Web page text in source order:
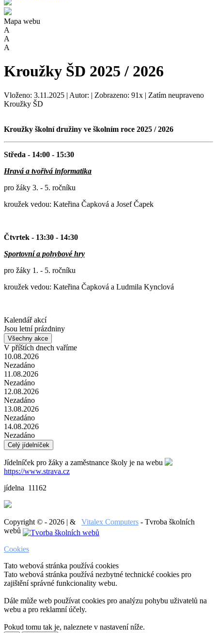
Mapa webu
A
A
A
Kroužky ŠD 2025 / 2026
Vloženo: 3.11.2025 | Autor: | Zobrazeno: 91x | Zatím neupraveno
Kroužky ŠD
Kroužky školní družiny ve školním roce 2025 / 2026
Středa - 14:00 - 15:30
Hravá a tvořivá informatika
pro žáky 3. - 5. ročníku
kroužek vedou: Kateřina Čapková a Josef Čapek
Čtvrtek - 13:30 - 14:30
Sportovní a pohybové hry
pro žáky 1. - 5. ročníku
kroužek vedou: Kateřina Čapková a Ludmila Kynclová
Kalendář akcí
Jsou letní prázdniny
Všechny akce
V příštích dnech vaříme
10.08.2026
Nezadáno
11.08.2026
Nezadáno
12.08.2026
Nezadáno
13.08.2026
Nezadáno
14.08.2026
Nezadáno
Celý jídelníček
Jídelníček pro žáky a zaměstnance školy je na webu
https://www.strava.cz
jídelna 11162
Copyright © - 2026 | & Vitalex Computers - Tvroba školních
webů
Cookies
Tato webová stránka používá cookies
Tato webová stránka používá nezbytné technické cookies pro
zajištění správné funkcionality webu.
Dále může web používat cookies pro analýzu pohybu uživatelů na
webu a pro reklamní účely.
Pokud tomu tak je, naleznete v nastavení níže.